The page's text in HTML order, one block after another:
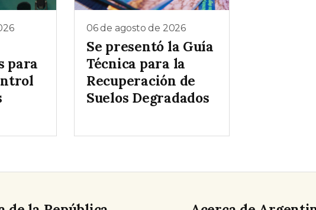
para
06 de agosto de 2026
Se presentó la Guía
Técnica para la
Recuperación de
Suelos Degradados